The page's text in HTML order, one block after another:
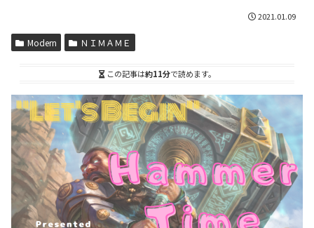
2021.01.09
Modern ＮＩＭＡＭＥ
この記事は約11分で読めます。